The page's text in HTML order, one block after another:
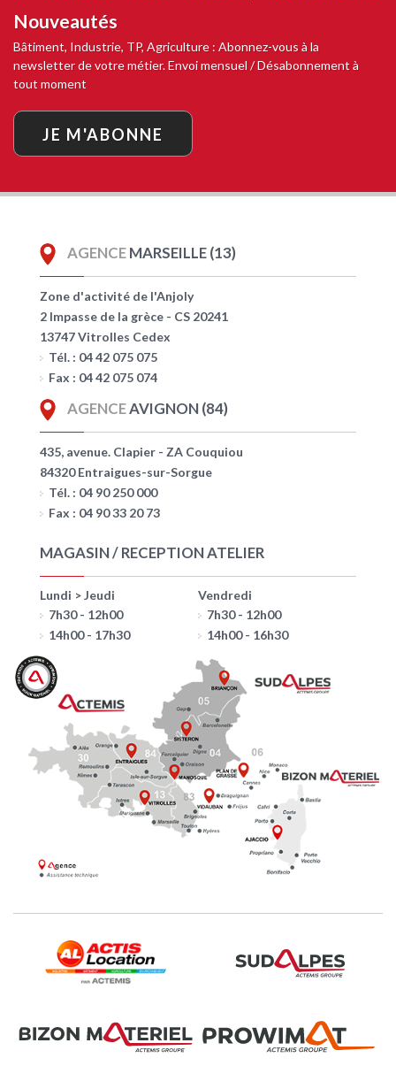
Nouveautés
Bâtiment, Industrie, TP, Agriculture : Abonnez-vous à la
newsletter de votre métier. Envoi mensuel / Désabonnement à
tout moment
JE M'ABONNE
AGENCEMARSEILLE (13)
Zone d'activité de l'Anjoly
2 Impasse de la grèce - CS 20241
13747 Vitrolles Cedex
Tél. : 04 42 075 075
Fax : 04 42 075 074
AGENCEAVIGNON (84)
435, avenue. Clapier - ZA Couquiou
84320 Entraigues-sur-Sorgue
Tél. : 04 90 250 000
Fax : 04 90 33 20 73
MAGASIN / RECEPTION ATELIER
Lundi > Jeudi
7h30 - 12h00
14h00 - 17h30
Vendredi
7h30 - 12h00
14h00 - 16h30